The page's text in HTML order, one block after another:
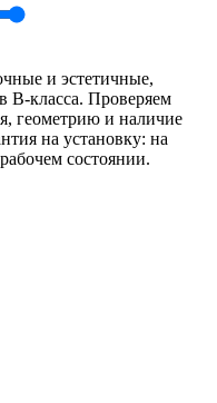
и эстетичные,
B-класса. Проверяем
геометрию и наличие
на установку: на
состоянии.